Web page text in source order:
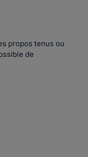
propos tenus ou
de